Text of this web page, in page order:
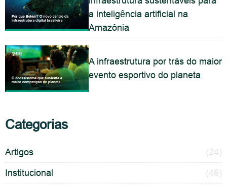
a inteligência artificial na
Amazônia
A infraestrutura por trás do maior
evento esportivo do planeta
Categorias
Artigos
(24)
Institucional
(46)